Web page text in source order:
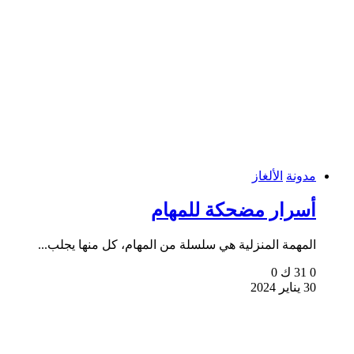
مدونة الألغاز
أسرار مضحكة للمهام
المهمة المنزلية هي سلسلة من المهام، كل منها يجلب...
0 31 ك
0
30 يناير 2024